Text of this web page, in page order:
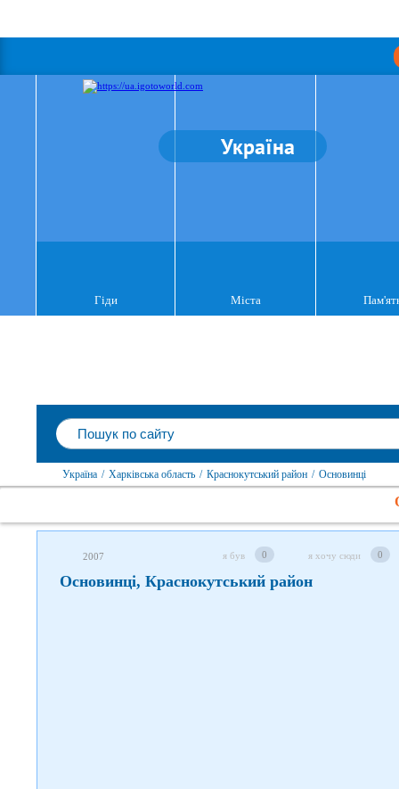
Україна
Гіди Міста
Україна / Харківська область / Краснокутський район / Основинці
2007 я був 0 я хочу сюди 0
Основинці, Краснокутський район